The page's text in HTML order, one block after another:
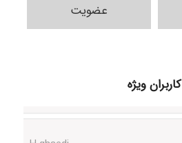
عضویت
کاربران ویژه